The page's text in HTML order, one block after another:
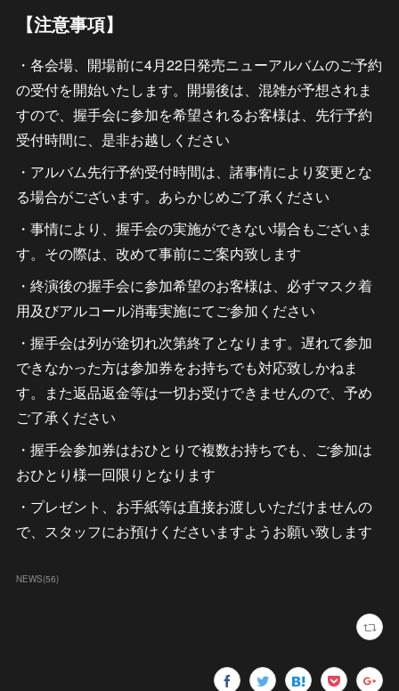
【注意事項】
・各会場、開場前に4月22日発売ニューアルバムのご予約
の受付を開始いたします。開場後は、混雑が予想されま
すので、握手会に参加を希望されるお客様は、先行予約
受付時間に、是非お越しください
・アルバム先行予約受付時間は、諸事情により変更とな
る場合がございます。あらかじめご了承ください
・事情により、握手会の実施ができない場合もございま
す。その際は、改めて事前にご案内致します
・終演後の握手会に参加希望のお客様は、必ずマスク着
用及びアルコール消毒実施にてご参加ください
・握手会は列が途切れ次第終了となります。遅れて参加
できなかった方は参加券をお持ちでも対応致しかねま
す。また返品返金等は一切お受けできませんので、予め
ご了承ください
・握手会参加券はおひとりで複数お持ちでも、ご参加は
おひとり様一回限りとなります
・プレゼント、お手紙等は直接お渡しいただけませんの
で、スタッフにお預けくださいますようお願い致します
NEWS(56)